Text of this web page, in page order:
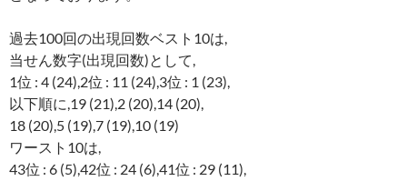
過去100回の出現回数ベスト10は,
当せん数字(出現回数)として,
1位 : 4 (24),2位 : 11 (24),3位 : 1 (23),
以下順に,19 (21),2 (20),14 (20),
18 (20),5 (19),7 (19),10 (19)
ワースト10は,
43位 : 6 (5),42位 : 24 (6),41位 : 29 (11),